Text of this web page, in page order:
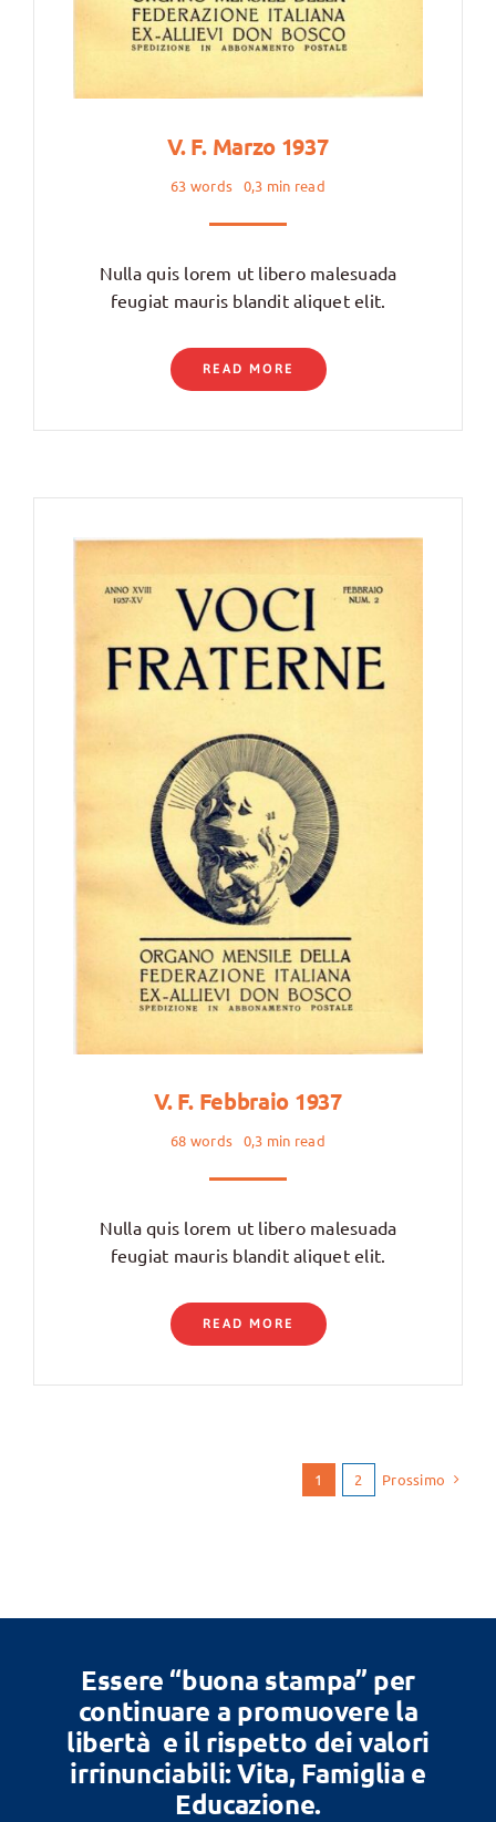
V. F. Marzo 1937
63 words 0,3 min read
Nulla quis lorem ut libero malesuada
feugiat mauris blandit aliquet elit.
READ MORE
V. F. Febbraio 1937
68 words 0,3 min read
Nulla quis lorem ut libero malesuada
feugiat mauris blandit aliquet elit.
READ MORE
1 2 Prossimo
Essere “buona stampa” per
continuare a promuovere la
libertà e il rispetto dei valori
irrinunciabili: Vita, Famiglia e
Educazione.